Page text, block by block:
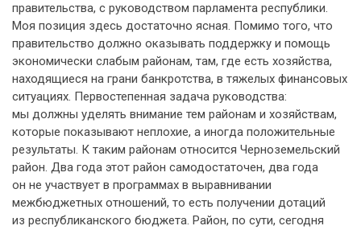
правительства, с руководством парламента республики.
Моя позиция здесь достаточно ясная. Помимо того, что
правительство должно оказывать поддержку и помощь
экономически слабым районам, там, где есть хозяйства,
находящиеся на грани банкротства, в тяжелых финансовых
ситуациях. Первостепенная задача руководства:
мы должны уделять внимание тем районам и хозяйствам,
которые показывают неплохие, а иногда положительные
результаты. К таким районам относится Черноземельский
район. Два года этот район самодостаточен, два года
он не участвует в программах в выравнивании
межбюджетных отношений, то есть получении дотаций
из республиканского бюджета. Район, по сути, сегодня